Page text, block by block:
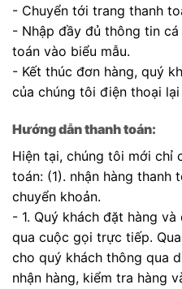
- Chuyển tới trang thanh
- Nhập đầy đủ thông tin
toán vào biểu mẫu.
- Kết thúc đơn hàng, quý
của chúng tôi điện thoại
Hướng dẫn thanh toán:
Hiện tại, chúng tôi mới chỉ
toán: (1). nhận hàng thanh
chuyển khoản.
- 1. Quý khách đặt hàng
qua cuộc gọi trực tiếp.
cho quý khách thông qua
nhận hàng, kiểm tra hàng